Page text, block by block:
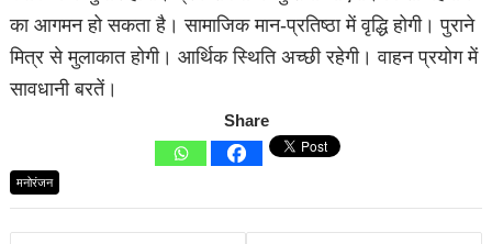
का आगमन हो सकता है। सामाजिक मान-प्रतिष्ठा में वृद्धि होगी। पुराने
मित्र से मुलाकात होगी। आर्थिक स्थिति अच्छी रहेगी। वाहन प्रयोग में
सावधानी बरतें।
Share
मनोरंजन